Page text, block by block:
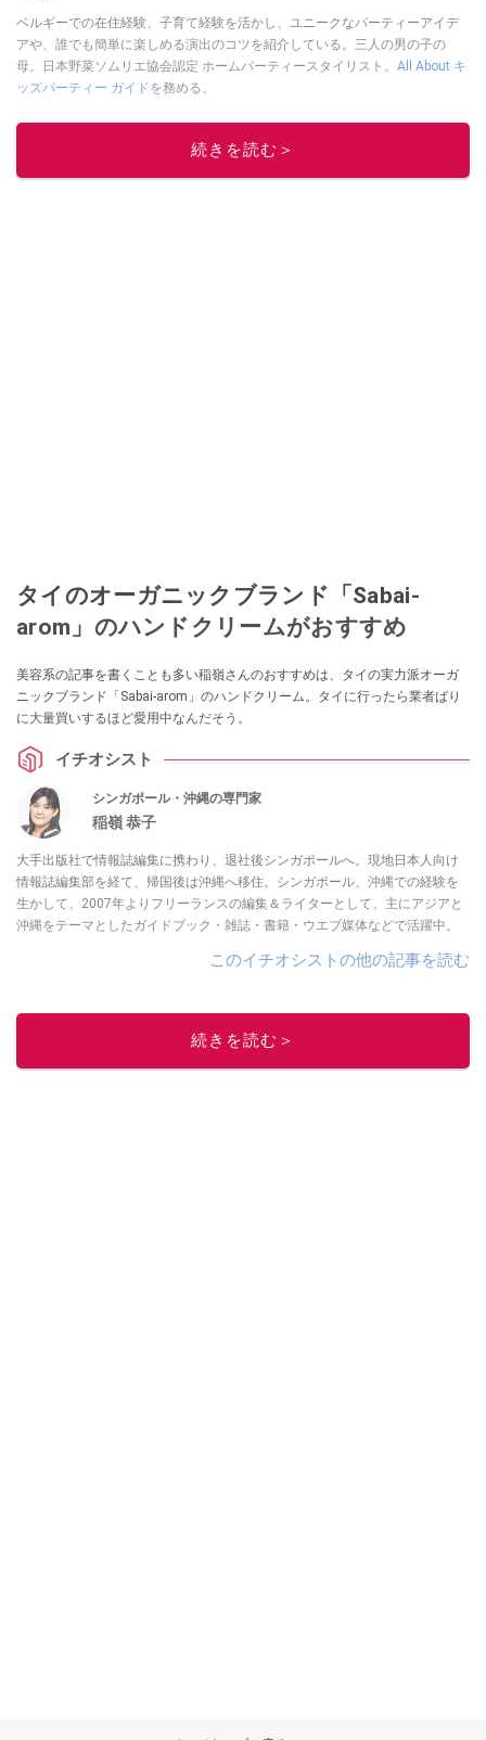
ベルギーでの在住経験、子育て経験を活かし、ユニークなパーティーアイデ
アや、誰でも簡単に楽しめる演出のコツを紹介している。三人の男の子の
母。日本野菜ソムリエ協会認定 ホームパーティースタイリスト。 All About キ
ッズパーティー ガイドを務める。
このイチオシストの他の記事を読む
続きを読む＞
タイのオーガニックブランド「Sabai-
arom」のハンドクリームがおすすめ
美容系の記事を書くことも多い稲嶺さんのおすすめは、タイの実力派オーガ
ニックブランド「Sabai-arom」のハンドクリーム。タイに行ったら業者ばり
に大量買いするほど愛用中なんだそう。
イチオシスト
シンガポール・沖縄の専門家
稲嶺 恭子
大手出版社で情報誌編集に携わり、退社後シンガポールへ。現地日本人向け
情報誌編集部を経て、帰国後は沖縄へ移住。シンガポール、沖縄での経験を
生かして、2007年よりフリーランスの編集＆ライターとして、主にアジアと
沖縄をテーマとしたガイドブック・雑誌・書籍・ウエブ媒体などで活躍中。
このイチオシストの他の記事を読む
続きを読む＞